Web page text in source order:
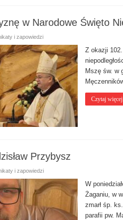
w Narodowe Święto
i zapowiedzi
Z okazji
Mszę św. w
Czytaj
Przybysz
i zapowiedzi
W
Żaganiu, w
zmarł śp.
parafii pw.